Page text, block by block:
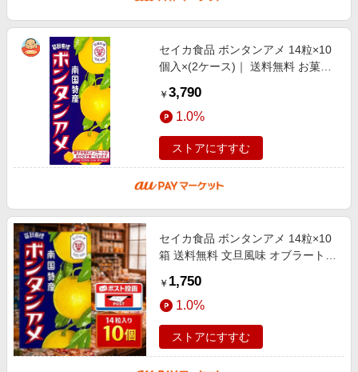
セイカ食品 ボンタンアメ 14粒×10
個入×(2ケース)｜ 送料無料 お菓子
￥ 3,790
1.0%
ストアにすすむ
セイカ食品 ボンタンアメ 14粒×10
箱 送料無料 文旦風味 オブラート
かしい もちもち
￥ 1,750
1.0%
ストアにすすむ